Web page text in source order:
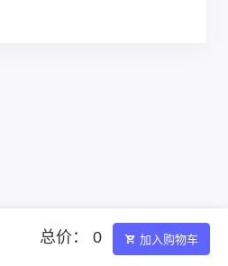
总价： 0 加入购物车
Powered by ©智简魔方